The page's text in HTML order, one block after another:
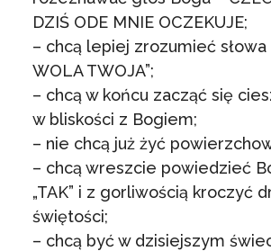
DZIŚ ODE MNIE OCZEKUJE;
– chcą lepiej zrozumieć słowa
WOLA TWOJA”;
– chcą w końcu zacząć się
w bliskości z Bogiem;
– nie chcą już żyć
– chcą wreszcie powiedzieć
„TAK” i z gorliwością kroczyć
świętości;
– chcą być w dzisiejszym